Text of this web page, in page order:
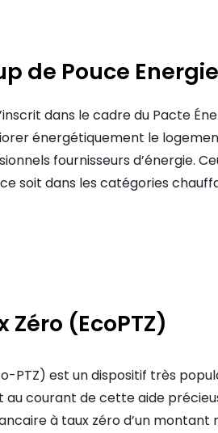
de Pouce Energie
dans le cadre du Pacte
énergétiquement le
fournisseurs d’énergie.
soit dans les catégories
Zéro (EcoPTZ)
PTZ) est un dispositif très
au courant de cette aide
à taux zéro d’un montant